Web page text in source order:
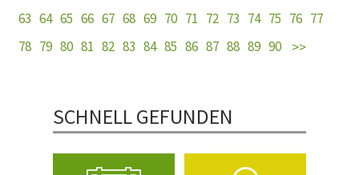
63 64 65 66 67 68 69 70 71 72 73 74 75 76 77
78 79 80 81 82 83 84 85 86 87 88 89 90
SCHNELL GEFUNDEN